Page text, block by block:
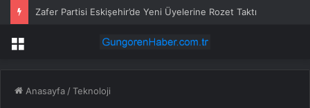
Zafer Partisi Eskişehir’de Yeni Üyelerine Rozet Taktı
Menü
Anasayfa /Teknoloji